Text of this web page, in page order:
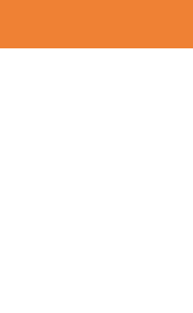
direct